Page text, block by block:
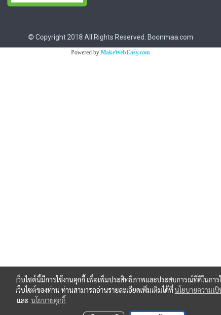
© Copyright 2018 All Rights Reserved. Boonmaa.com
Powered by MakeWebEasy.com
เว็บไซต์นี้มีการใช้งานคุกกี้ เพื่อเพิ่มประสิทธิภาพและประสบการณ์ที่ดีในการ
เว็บไซต์ของท่าน ท่านสามารถอ่านรายละเอียดเพิ่มเติมได้ที่นโยบายความเ
และ นโยบายคุกกี้